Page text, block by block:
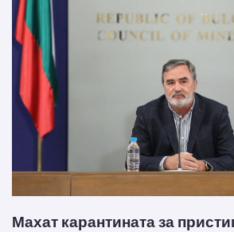
Махат карантината за